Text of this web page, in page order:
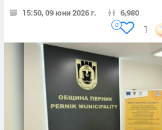
15:50, 09 юни 2026 г. 6,980
1
0